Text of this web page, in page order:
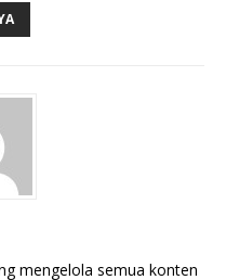
mengelola semua konten